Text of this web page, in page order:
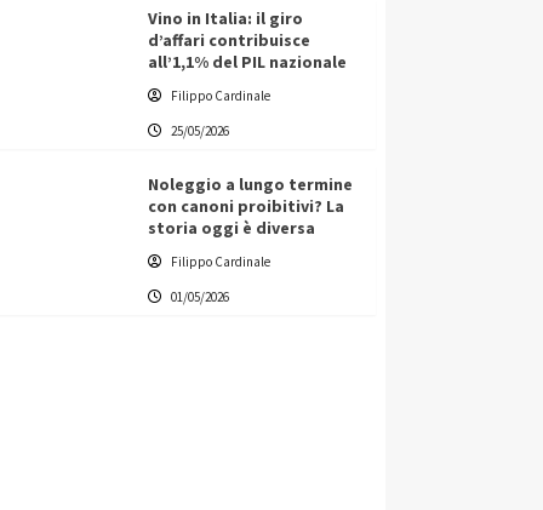
Vino in Italia: il giro
d’affari contribuisce
all’1,1% del PIL nazionale
Filippo Cardinale
25/05/2026
Noleggio a lungo termine
con canoni proibitivi? La
storia oggi è diversa
Filippo Cardinale
01/05/2026